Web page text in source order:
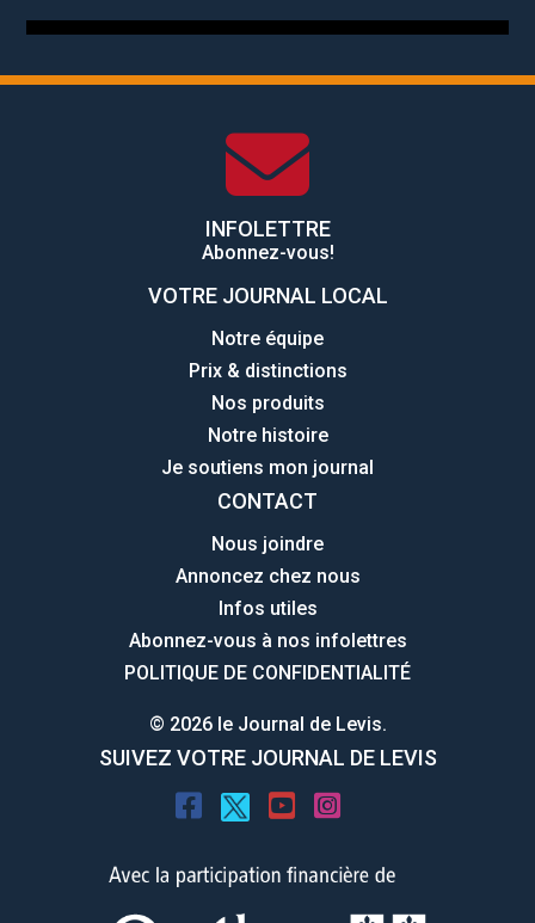
INFOLETTRE
Abonnez-vous!
VOTRE JOURNAL LOCAL
Notre équipe
Prix & distinctions
Nos produits
Notre histoire
Je soutiens mon journal
CONTACT
Nous joindre
Annoncez chez nous
Infos utiles
Abonnez-vous à nos infolettres
POLITIQUE DE CONFIDENTIALITÉ
© 2026 le Journal de Levis.
SUIVEZ VOTRE JOURNAL DE LEVIS